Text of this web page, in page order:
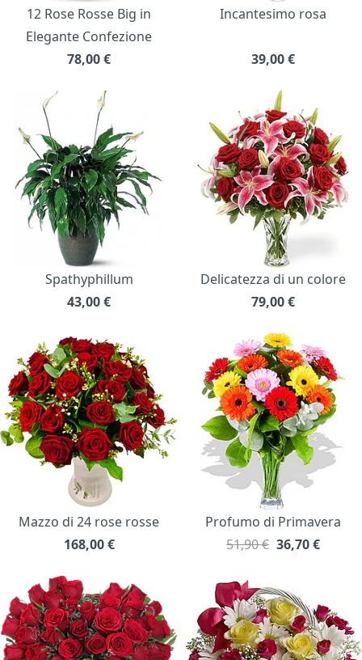
12 Rose Rosse Big in
Elegante Confezione
78,00€
Incantesimo rosa
39,00€
Spathyphillum
43,00€
Delicatezza di un colore
79,00€
Mazzo di 24 rose rosse
168,00 €
Profumo di Primavera
51,90 € 36,70€